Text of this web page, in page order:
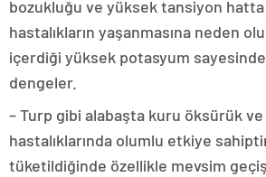
bozukluğu ve yüksek tansiyon
hastalıkların yaşanmasına neden
içerdiği yüksek potasyum
dengeler.
– Turp gibi alabaşta kuru öksürük
hastalıklarında olumlu etkiye
tüketildiğinde özellikle mevsim